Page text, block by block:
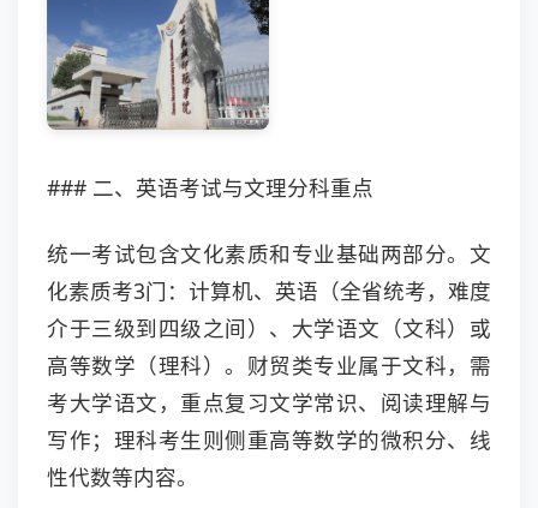
### 二、英语考试与文理分科重点
统一考试包含文化素质和专业基础两部分。文
化素质考3门：计算机、英语（全省统考，难度
介于三级到四级之间）、大学语文（文科）或
高等数学（理科）。财贸类专业属于文科，需
考大学语文，重点复习文学常识、阅读理解与
写作；理科考生则侧重高等数学的微积分、线
性代数等内容。